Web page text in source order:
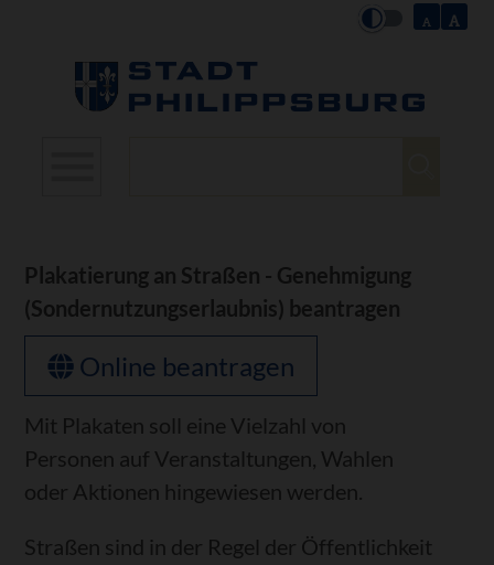
Plakatierung an Straßen - Genehmigung
(Sondernutzungserlaubnis) beantragen
Online beantragen
Mit Plakaten soll eine Vielzahl von
Personen auf Veranstaltungen, Wahlen
oder Aktionen hingewiesen werden.
Straßen sind in der Regel der Öffentlichkeit